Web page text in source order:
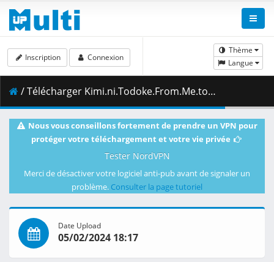
Thème
Langue
Inscription Connexion
/ Télécharger Kimi.ni.Todoke.From.Me.to.You.S02E02.1080p.Blu-ray.Opus2.0.x264.10-bit-NoEffort.mkv.003 ( 402.92 MB )
Nous vous conseillons fortement de prendre un VPN pour
protéger votre téléchargement et votre vie privée
Tester NordVPN
Merci de désactiver votre logiciel anti-pub avant de signaler un
problème. Consulter la page tutoriel
Date Upload
05/02/2024 18:17